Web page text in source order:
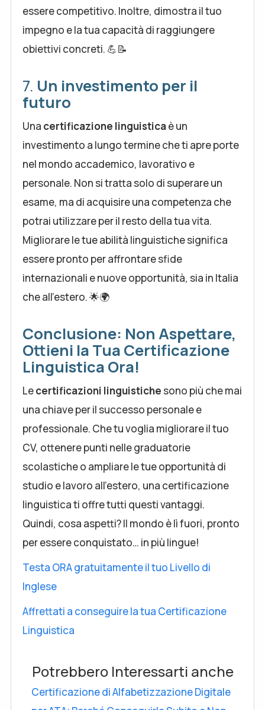
essere competitivo. Inoltre, dimostra il tuo
impegno e la tua capacità di raggiungere
obiettivi concreti. 💪📝
7. Un investimento per il
futuro
Una certificazione linguisticaè un
investimento a lungo termine che ti apre porte
nel mondo accademico, lavorativo e
personale. Non si tratta solo di superare un
esame, ma di acquisire una competenza che
potrai utilizzare per il resto della tua vita.
Migliorare le tue abilità linguistiche significa
essere pronto per affrontare sfide
internazionali e nuove opportunità, sia in Italia
che all'estero. 🌟🌍
Conclusione: Non Aspettare,
Ottieni la Tua Certificazione
Linguistica Ora!
Lecertificazioni linguistichesono più che mai
una chiave per il successo personale e
professionale. Che tu voglia migliorare il tuo
CV, ottenere punti nelle graduatorie
scolastiche o ampliare le tue opportunità di
studio e lavoro all'estero, una certificazione
linguistica ti offre tutti questi vantaggi.
Quindi, cosa aspetti? Il mondo è lì fuori, pronto
per essere conquistato… in più lingue!
Testa ORA gratuitamente il tuo Livello di
Inglese
Affrettati a conseguire la tua Certificazione
Linguistica
Potrebbero Interessarti anche
Certificazione di Alfabetizzazione Digitale